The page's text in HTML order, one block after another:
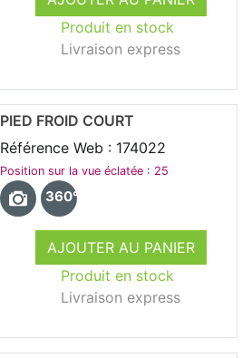
Produit en stock
Livraison express
AJOUTER AU PANIER
Produit en stock
Livraison express
PIED FROID COURT
Référence Web : 174022
Position sur la vue éclatée : 25
360°